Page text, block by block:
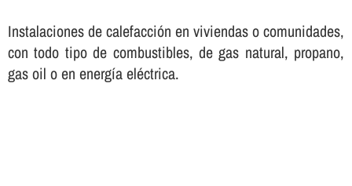
Instalaciones de calefacción en viviendas o comunidades,
con todo tipo de combustibles, de gas natural, propano,
gas oil o en energí­a eléctrica.